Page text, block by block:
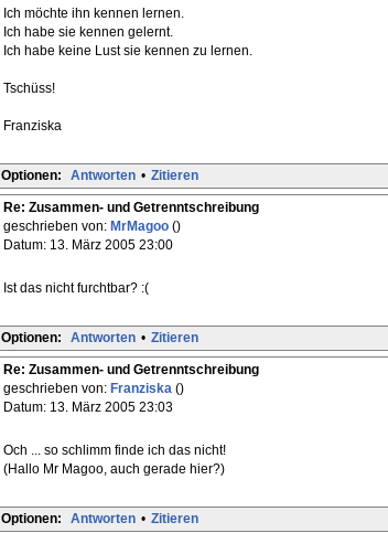
Ich möchte ihn kennen lernen.
Ich habe sie kennen gelernt.
Ich habe keine Lust sie kennen zu lernen.
Tschüss!
Franziska
Optionen: Antworten • Zitieren
Re: Zusammen- und Getrenntschreibung
geschrieben von: MrMagoo ()
Datum: 13. März 2005 23:00
Ist das nicht furchtbar? :(
Optionen: Antworten • Zitieren
Re: Zusammen- und Getrenntschreibung
geschrieben von: Franziska ()
Datum: 13. März 2005 23:03
Och ... so schlimm finde ich das nicht!
(Hallo Mr Magoo, auch gerade hier?)
Optionen: Antworten • Zitieren